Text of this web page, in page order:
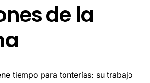
de la
tiempo para tonterías: su trabajo